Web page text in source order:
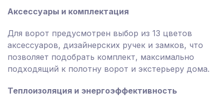
Аксессуары и комплектация
Для ворот предусмотрен выбор из 13 цветов
аксессуаров, дизайнерских ручек и замков, что
позволяет подобрать комплект, максимально
подходящий к полотну ворот и экстерьеру дома.
Теплоизоляция и энергоэффективность